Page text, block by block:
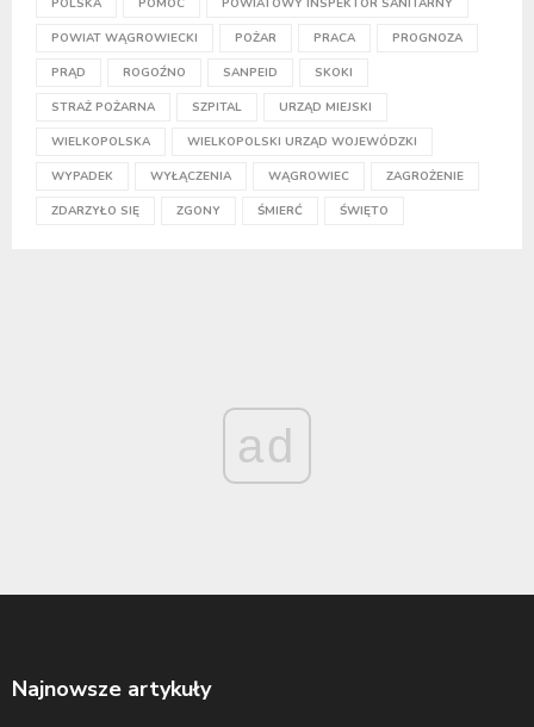
POLSKA POMOC POWIATOWY INSPEKTOR SANITARNY
POWIAT WĄGROWIECKI POŻAR PRACA PROGNOZA
PRĄD ROGOŹNO SANPEID SKOKI
STRAŻ POŻARNA SZPITAL URZĄD MIEJSKI
WIELKOPOLSKA WIELKOPOLSKI URZĄD WOJEWÓDZKI
WYPADEK WYŁĄCZENIA WĄGROWIEC ZAGROŻENIE
ZDARZYŁO SIĘ ZGONY ŚMIERĆ ŚWIĘTO
ad
Najnowsze artykuły